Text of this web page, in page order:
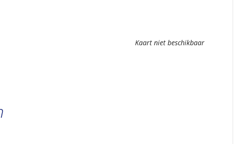
Kaart niet beschikbaar